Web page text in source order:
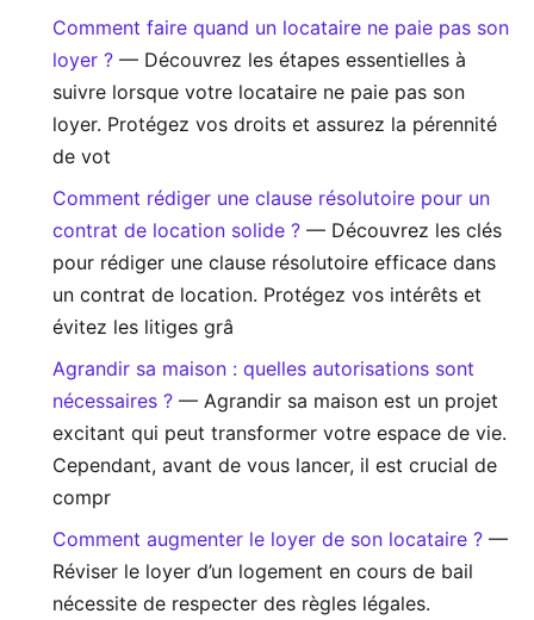
Comment faire quand un locataire ne paie pas son
loyer ? — Découvrez les étapes essentielles à
suivre lorsque votre locataire ne paie pas son
loyer. Protégez vos droits et assurez la pérennité
de vot
Comment rédiger une clause résolutoire pour un
contrat de location solide ? — Découvrez les clés
pour rédiger une clause résolutoire efficace dans
un contrat de location. Protégez vos intérêts et
évitez les litiges grâ
Agrandir sa maison : quelles autorisations sont
nécessaires ? — Agrandir sa maison est un projet
excitant qui peut transformer votre espace de vie.
Cependant, avant de vous lancer, il est crucial de
compr
Comment augmenter le loyer de son locataire ? —
Réviser le loyer d’un logement en cours de bail
nécessite de respecter des règles légales.